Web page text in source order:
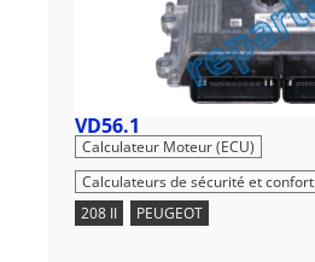
VD56.1
Calculateur Moteur (ECU)
Calculateurs de sécurité et confort
208 II
PEUGEOT